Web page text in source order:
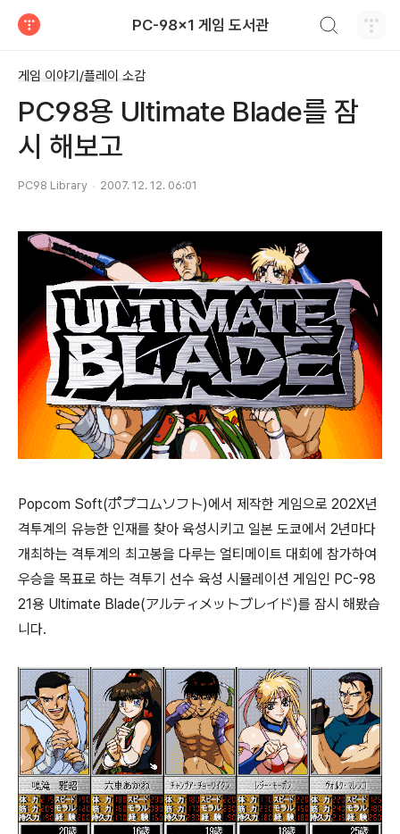
PC-98x1 게임 도서관
게임 이야기/플레이 소감
PC98용 Ultimate Blade를 잠
시 해보고
PC98 Library 2007. 12. 12. 06:01
Popcom Soft(ポプコムソフト)에서 제작한 게임으로 202X년
격투계의 유능한 인재를 찾아 육성시키고 일본 도쿄에서 2년마다
개최하는 격투계의 최고봉을 다루는 얼티메이트 대회에 참가하여
우승을 목표로 하는 격투기 선수 육성 시뮬레이션 게임인 PC-98
21용 Ultimate Blade(アルティメットブレイド)를 잠시 해봤습
니다.